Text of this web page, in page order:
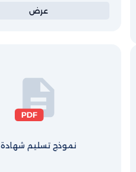
عرض
نموذج تسليم شهادة